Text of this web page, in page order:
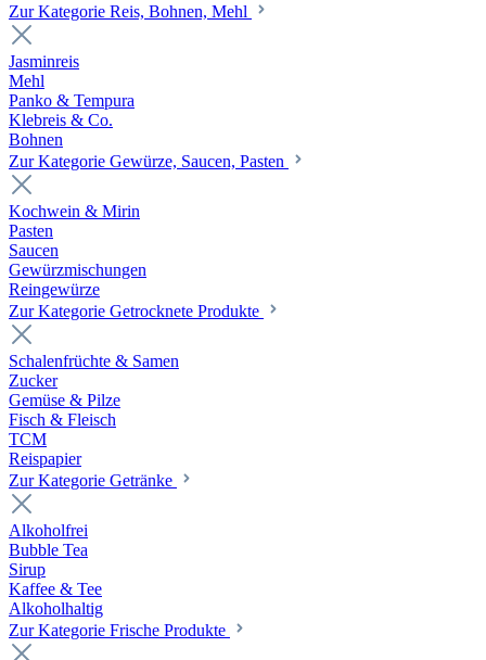
Zur Kategorie Reis, Bohnen, Mehl
Jasminreis
Mehl
Panko & Tempura
Klebreis & Co.
Bohnen
Zur Kategorie Gewürze, Saucen, Pasten
Kochwein & Mirin
Pasten
Saucen
Gewürzmischungen
Reingewürze
Zur Kategorie Getrocknete Produkte
Schalenfrüchte & Samen
Zucker
Gemüse & Pilze
Fisch & Fleisch
TCM
Reispapier
Zur Kategorie Getränke
Alkoholfrei
Bubble Tea
Sirup
Kaffee & Tee
Alkoholhaltig
Zur Kategorie Frische Produkte